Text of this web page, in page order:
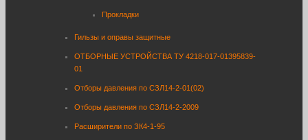
Прокладки
Гильзы и оправы защитные
ОТБОРНЫЕ УСТРОЙСТВА ТУ 4218-017-01395839-
01
Отборы давления по СЗЛ14-2-01(02)
Отборы давления по СЗЛ14-2-2009
Расширители по ЗК4-1-95